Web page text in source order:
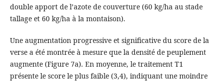
double apport de l’azote de couverture (60 kg/ha au stade
tallage et 60 kg/ha à la montaison).
Une augmentation progressive et significative du score de la
verse a été montrée à mesure que la densité de peuplement
augmente (Figure 7a). En moyenne, le traitement T1
présente le score le plus faible (3,4), indiquant une moindre